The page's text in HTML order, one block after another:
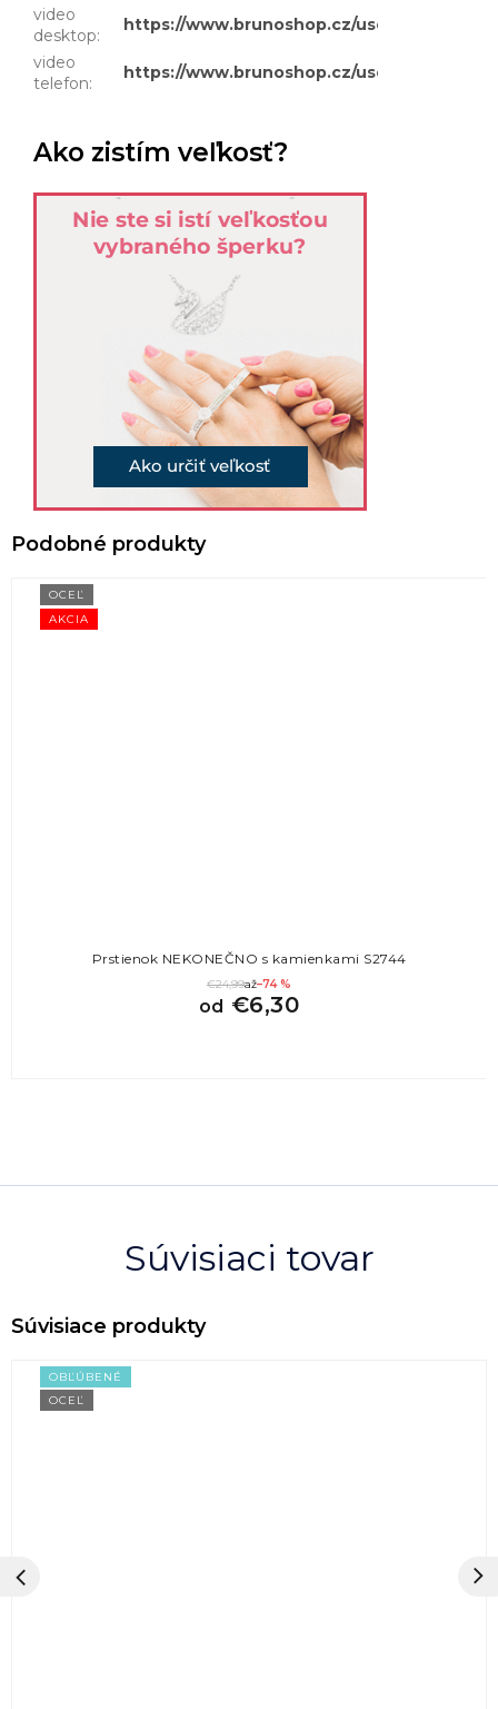
Súvisiaci tovar
OBĽÚBENÉ
OCEĽ
video
desktop:
https://www.brunoshop.cz/user/
video
telefon:
https://www.brunoshop.cz/user/
Ako zistím veľkosť?
AKCIA
OCEĽ
Prstienok NEKONEČNO s kamienkami S2744
€24,99až–74 %
od €6,30